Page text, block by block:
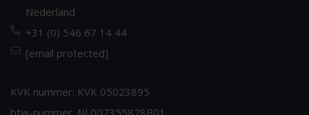
Nederland
+31 (0) 546 67 14 44
[email protected]
KVK nummer: KVK 05023895